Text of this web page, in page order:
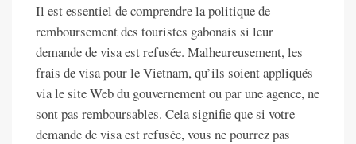
Il est essentiel de comprendre la politique de
remboursement des touristes gabonais si leur
demande de visa est refusée. Malheureusement, les
frais de visa pour le Vietnam, qu’ils soient appliqués
via le site Web du gouvernement ou par une agence, ne
sont pas remboursables. Cela signifie que si votre
demande de visa est refusée, vous ne pourrez pas